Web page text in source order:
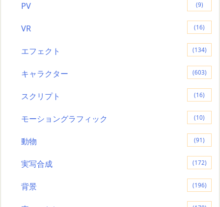
PV (9)
VR (16)
エフェクト (134)
キャラクター (603)
スクリプト (16)
モーショングラフィック (10)
動物 (91)
実写合成 (172)
背景 (196)